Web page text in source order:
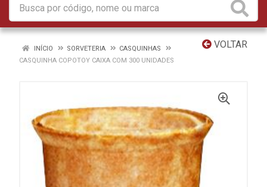
VOLTAR
INÍCIO SORVETERIA
CASQUINHAS
CASQUINHA COPOTOY CAIXA COM 300 UNIDADES